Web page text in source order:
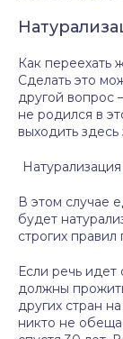
Как
Сделать это
другой вопрос
не родился в
выходить
В этом случае
будет
строгих
Если речь идет
должны
других стран
никто не